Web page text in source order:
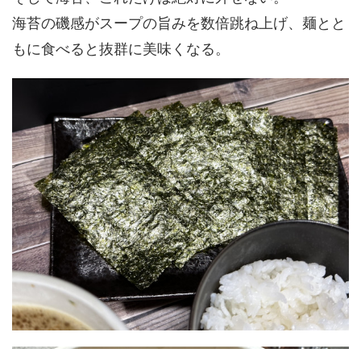
海苔の磯感がスープの旨みを数倍跳ね上げ、麺とと
もに食べると抜群に美味くなる。